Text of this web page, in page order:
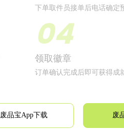
下单取件员接单后电话确定
04
领取徽章
订单确认完成后即可获得成
废品宝App下载 废